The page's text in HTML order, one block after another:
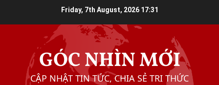
Friday, 7th August, 2026 17:31
GÓC NHÌN MỚI
CẬP NHẬT TIN TỨC, CHIA SẺ TRI THỨC